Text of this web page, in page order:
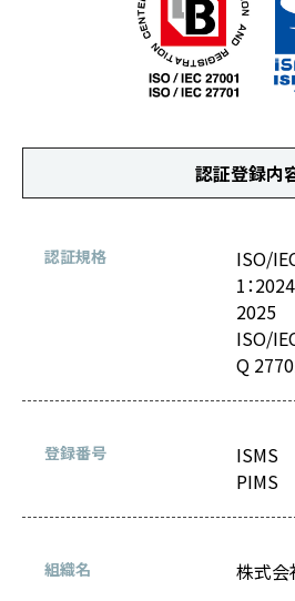
認証登録内
認証規格
ISO/
1：
2025
ISO/
Q
登録番号
ISMS
PIMS
組織名 株式会